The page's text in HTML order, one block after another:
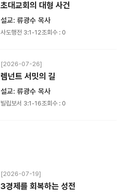
초대교회의 대형 사건
설교: 류광수 목사
사도행전 3:1-12조회수 : 0
[2026-07-26]
렘넌트 서밋의 길
설교: 류광수 목사
빌립보서 3:1-16조회수 : 0
[2026-07-19]
3경제를 회복하는 성전